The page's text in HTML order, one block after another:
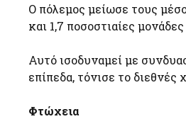
Ο πόλεμος μείωσε τους
και 1,7 ποσοστιαίες
Αυτό ισοδυναμεί με
επίπεδα, τόνισε το
Φτώχεια